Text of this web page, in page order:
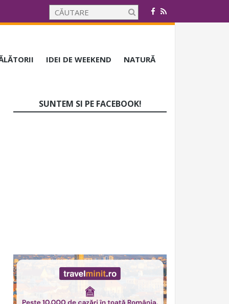
IDEI DE WEEKEND NATURĂ
SUNTEM SI PE FACEBOOK!